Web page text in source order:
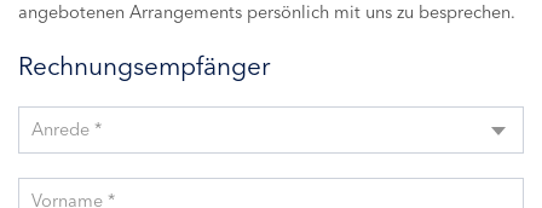
angebotenen Arrangements persönlich mit uns zu besprechen.
Rechnungsempfänger
Anrede *
Vorname *